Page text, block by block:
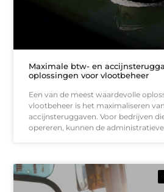
Maximale btw- en
oplossingen voor vlootbeheer
Een van de meest waardevolle
vlootbeheer is het maximaliseren
accijnsteruggaven. Voor bedrijven
opereren, kunnen de